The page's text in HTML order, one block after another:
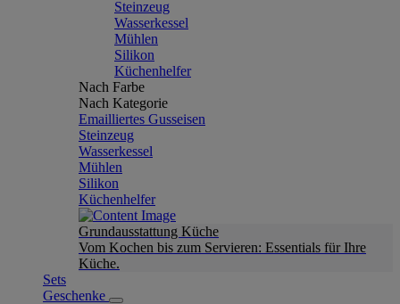
Steinzeug
Wasserkessel
Mühlen
Silikon
Küchenhelfer
Nach Farbe
Nach Kategorie
Emailliertes Gusseisen
Steinzeug
Wasserkessel
Mühlen
Silikon
Küchenhelfer
Grundausstattung Küche
Vom Kochen bis zum Servieren: Essentials für Ihre
Küche.
Sets
Geschenke